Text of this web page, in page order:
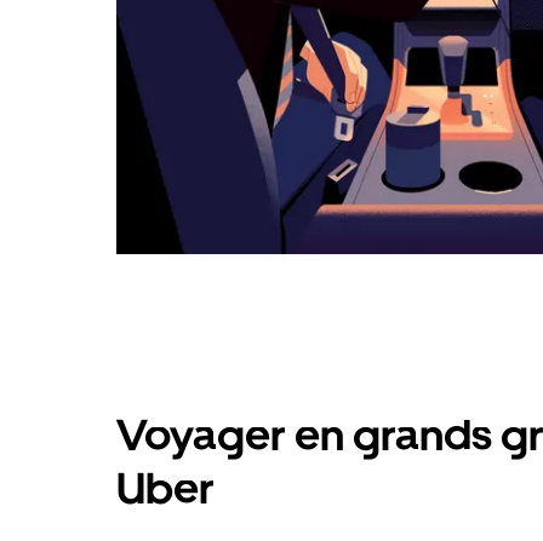
Voyager en grands
Uber